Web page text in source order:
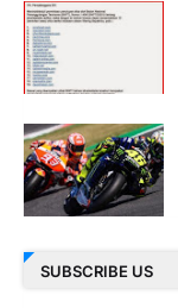
SUBSCRIBE US